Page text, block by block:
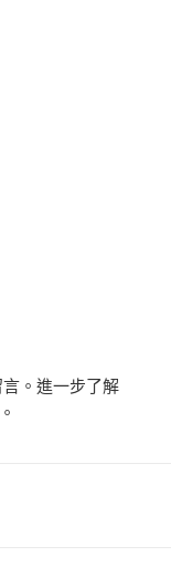
。進一步了解
。